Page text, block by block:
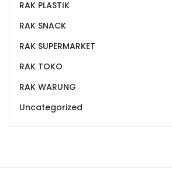
RAK PLASTIK
RAK SNACK
RAK SUPERMARKET
RAK TOKO
RAK WARUNG
Uncategorized